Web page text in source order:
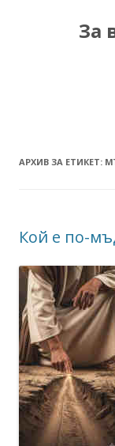
За
АРХИВ ЗА ЕТИКЕТ:
Кой е по-